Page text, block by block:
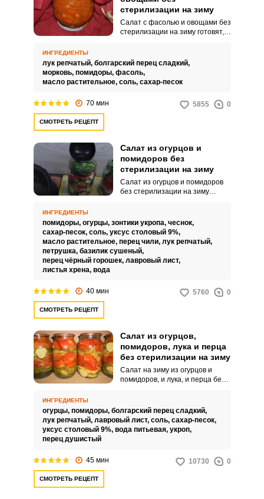
стерилизации на зиму
Салат с фасолью и овощами без
стерилизации на зиму готовят,
овощи и зелень становятся
менее доступными. Такой салат
можно хранить в холодильнике
наслаждаться им в любое время
ИНГРЕДИЕНТЫ
лук репчатый, болгарский перец сладкий,
морковь, помидоры, фасоль,
масло растительное, соль, сахар-песок
70 мин 5855 0
СМОТРЕТЬ РЕЦЕПТ
Салат из огурцов и
помидоров без
стерилизации на зиму
Салат из огурцов и помидоров
без стерилизации на зиму
организму. В нем содержатся
витамины С, К и В, калий, магний
и другие минералы, которые
помогают укрепить иммунную
систему, улучшить пищеварение
ИНГРЕДИЕНТЫ
помидоры, огурцы, зонтики укропа, чеснок,
сахар-песок, соль, уксус столовый 9%,
масло растительное, перец чили, лук репчатый,
петрушка, базилик сушеный,
перец чёрный горошек, лавровый лист,
листья хрена, вода
40 мин 5760 0
СМОТРЕТЬ РЕЦЕПТ
Салат из огурцов,
помидоров, лука и перца
без стерилизации на зиму
Салат на зиму из огурцов и
помидоров, и лука, и перца без
овощами слоями выглядят
очень стильно и идеально
подойдут как подарок для
ИНГРЕДИЕНТЫ
огурцы, помидоры, болгарский перец сладкий,
лук репчатый, лавровый лист, соль, сахар-песок,
уксус столовый 9%, вода питьевая, укроп,
перец душистый
45 мин 10730 0
СМОТРЕТЬ РЕЦЕПТ